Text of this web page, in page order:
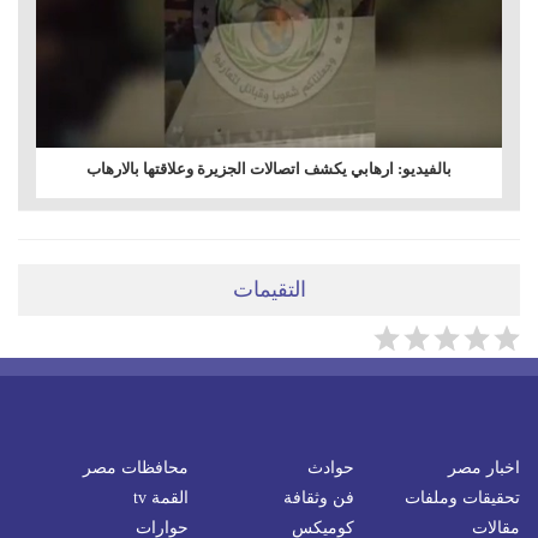
بالفيديو: ارهابي يكشف اتصالات الجزيرة وعلاقتها بالارهاب
التقيمات
اخبار مصر حوادث
محافظات مصر
تحقيقات وملفات
فن وثقافة
القمة tv
مقالات
كوميكس حوارات